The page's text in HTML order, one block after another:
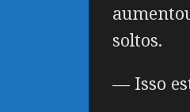
soltos.
— Isso